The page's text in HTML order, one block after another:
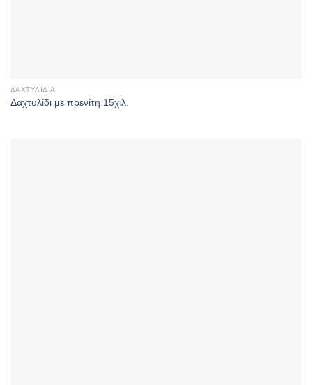
ΔΑΧΤΥΛΊΔΙΑ
Δαχτυλίδι με πρενίτη 15χιλ.